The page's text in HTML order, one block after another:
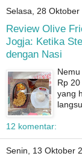
Selasa, 28 Oktober
Review Olive
Jogja: Ketika
dengan Nasi
Rp
yang
12 komentar:
Senin, 13 Oktober